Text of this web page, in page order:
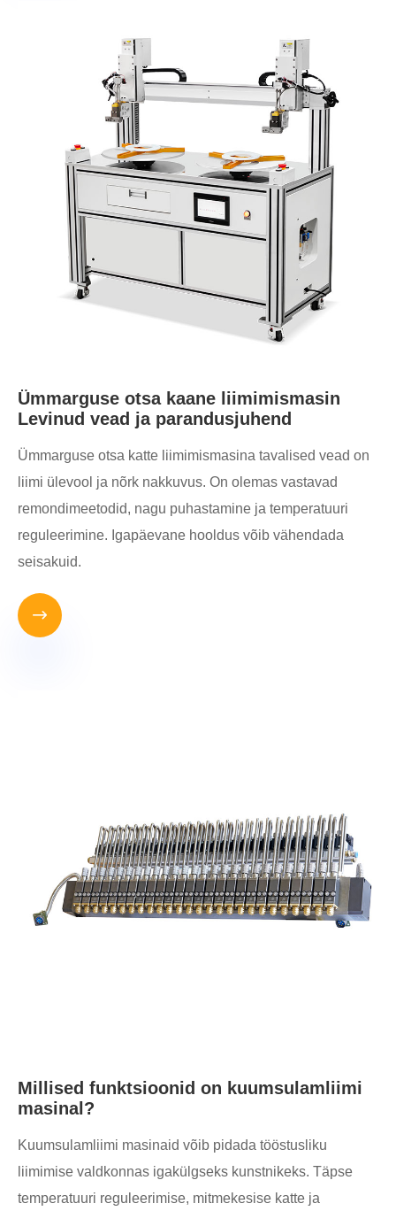
Ümmarguse otsa kaane liimimismasin
Levinud vead ja parandusjuhend
Ümmarguse otsa katte liimimismasina tavalised vead on
liimi ülevool ja nõrk nakkuvus. On olemas vastavad
remondimeetodid, nagu puhastamine ja temperatuuri
reguleerimine. Igapäevane hooldus võib vähendada
seisakuid.

Millised funktsioonid on kuumsulamliimi
masinal?
Kuumsulamliimi masinaid võib pidada tööstusliku
liimimise valdkonnas igakülgseks kunstnikeks. Täpse
temperatuuri reguleerimise, mitmekesise katte ja